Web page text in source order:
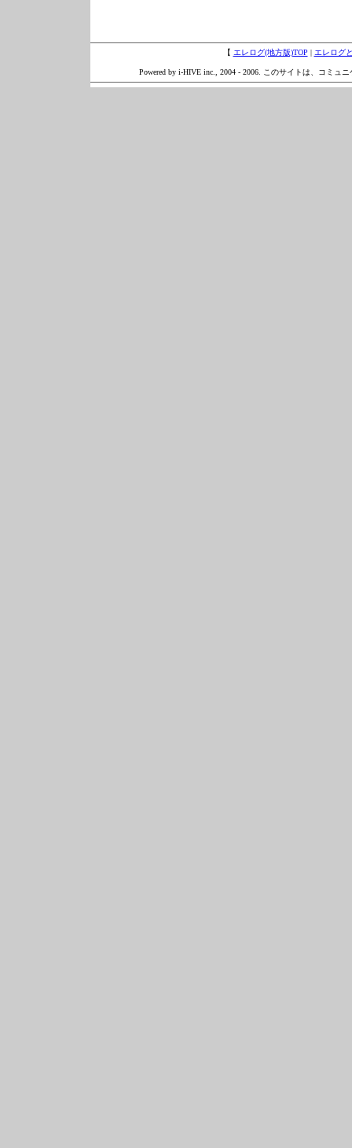
【 エレログ(地方版)TOP | エレログ
Powered by i-HIVE inc., 2004 - 2006. このサイトは、コミュ